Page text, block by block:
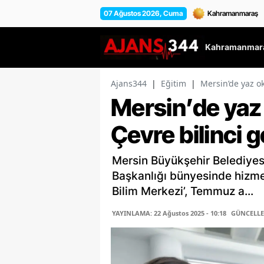
07 Ağustos 2026, Cuma
Ajans344 | Eğitim | Mersin’de yaz
Mersin’de
Çevre bilinci
Mersin Büyükşehir
Başkanlığı bünyesinde
Bilim Merkezi’, Temmuz a...
YAYINLAMA: 22 Ağustos 2025 - 10:18